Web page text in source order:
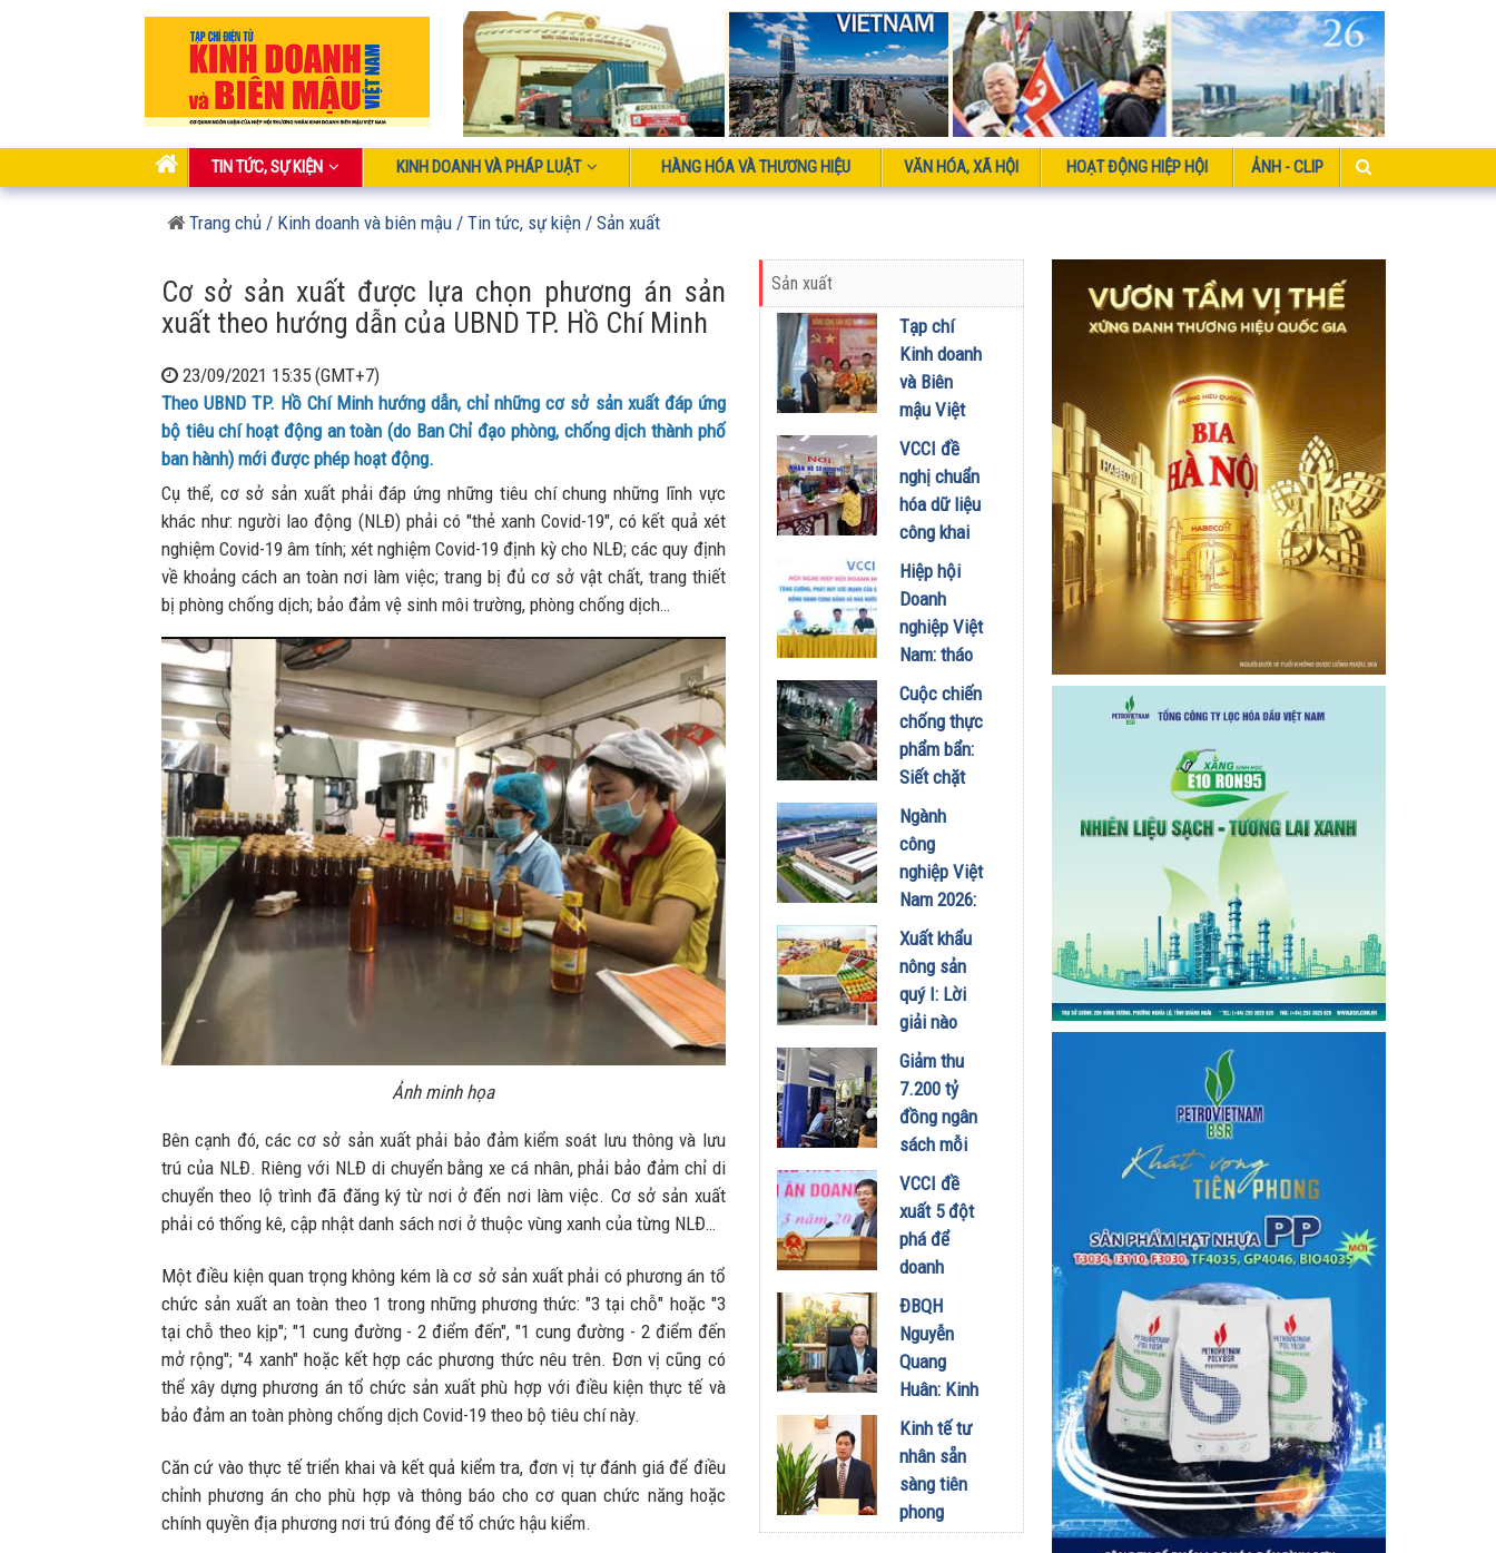
TIN TỨC, SỰ KIỆN KINH DOANH VÀ PHÁP LUẬT HÀNG HÓA VÀ THƯƠNG HIỆU VĂN HÓA, XÃ HỘI HOẠT ĐỘNG HIỆP HỘI ẢNH - CLIP
Trang chủ / Kinh doanh và biên mậu / Tin tức, sự kiện / Sản xuất
Cơ sở sản xuất được lựa chọn phương án sản
xuất theo hướng dẫn của UBND TP. Hồ Chí Minh
23/09/2021 15:35 (GMT+7)
Theo UBND TP. Hồ Chí Minh hướng dẫn, chỉ những cơ sở sản xuất đáp ứng
bộ tiêu chí hoạt động an toàn (do Ban Chỉ đạo phòng, chống dịch thành phố
ban hành) mới được phép hoạt động.
Cụ thể, cơ sở sản xuất phải đáp ứng những tiêu chí chung những lĩnh vực
khác như: người lao động (NLĐ) phải có "thẻ xanh Covid-19", có kết quả xét
nghiệm Covid-19 âm tính; xét nghiệm Covid-19 định kỳ cho NLĐ; các quy định
về khoảng cách an toàn nơi làm việc; trang bị đủ cơ sở vật chất, trang thiết
bị phòng chống dịch; bảo đảm vệ sinh môi trường, phòng chống dịch…
Ảnh minh họa
Bên cạnh đó, các cơ sở sản xuất phải bảo đảm kiểm soát lưu thông và lưu
trú của NLĐ. Riêng với NLĐ di chuyển bằng xe cá nhân, phải bảo đảm chỉ di
chuyển theo lộ trình đã đăng ký từ nơi ở đến nơi làm việc. Cơ sở sản xuất
phải có thống kê, cập nhật danh sách nơi ở thuộc vùng xanh của từng NLĐ…
Một điều kiện quan trọng không kém là cơ sở sản xuất phải có phương án tổ
chức sản xuất an toàn theo 1 trong những phương thức: "3 tại chỗ" hoặc "3
tại chỗ theo kịp"; "1 cung đường - 2 điểm đến", "1 cung đường - 2 điểm đến
mở rộng"; "4 xanh" hoặc kết hợp các phương thức nêu trên. Đơn vị cũng có
thể xây dựng phương án tổ chức sản xuất phù hợp với điều kiện thực tế và
bảo đảm an toàn phòng chống dịch Covid-19 theo bộ tiêu chí này.
Căn cứ vào thực tế triển khai và kết quả kiểm tra, đơn vị tự đánh giá để điều
chỉnh phương án cho phù hợp và thông báo cho cơ quan chức năng hoặc
chính quyền địa phương nơi trú đóng để tổ chức hậu kiểm.
Sản xuất
Tạp chí
Kinh doanh
và Biên
mậu Việt
Nam Tổ
chức gặp
mặt cán
bộ, phóng
viên, CTV
nhân 101
năm Ngày
Báo chí
Cách mạng
Việt Nam
19/06/2026
VCCI đề
nghị chuẩn
hóa dữ liệu
công khai
người nộp
thuế: minh
bạch gắn
với bảo vệ
doanh
nghiệp
25/05/2026
Hiệp hội
Doanh
nghiệp Việt
Nam: tháo
gỡ "điểm
nghẽn" để
trở thành
bệ phóng
cho kinh tế
tư nhân
25/05/2026
Cuộc chiến
chống thực
phẩm bẩn:
Siết chặt
"gọng kìm"
pháp lý sau
vụ 300 tấn
thịt lợn
02/04/2026
Ngành
công
nghiệp Việt
Nam 2026:
Bước
chuyển
mình sang
phân khúc
giá trị cao
và kỷ
nguyên số
02/04/2026
Xuất khẩu
nông sản
quý I: Lời
giải nào
cho nghịch
lý "được
mùa, mất
giá" trên
mại toàn
cầu?
02/04/2026
Giảm thu
7.200 tỷ
đồng ngân
sách mỗi
tháng để
“hạ nhiệt”
thuế xăng
dầu về 0%
VCCI đề
xuất 5 đột
phá để
doanh
nghiệp
đóng góp
vào mục
tiêu phát
số
27/03/2026
ĐBQH
Nguyễn
Quang
Huân: Kinh
tế tư nhân
phải là
động lực
chính cho
chuyển đổi
Kinh tế tư
nhân sẵn
sàng tiên
phong
trong đổi